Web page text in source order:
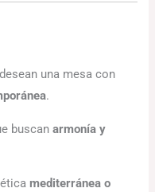
una mesa con
.
buscanarmonía y
mediterránea o